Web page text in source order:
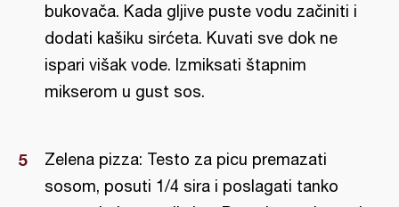
bukovača. Kada gljive puste vodu začiniti i
dodati kašiku sirćeta. Kuvati sve dok ne
ispari višak vode. Izmiksati štapnim
mikserom u gust sos.
Zelena pizza: Testo za picu premazati
sosom, posuti 1/4 sira i poslagati tanko